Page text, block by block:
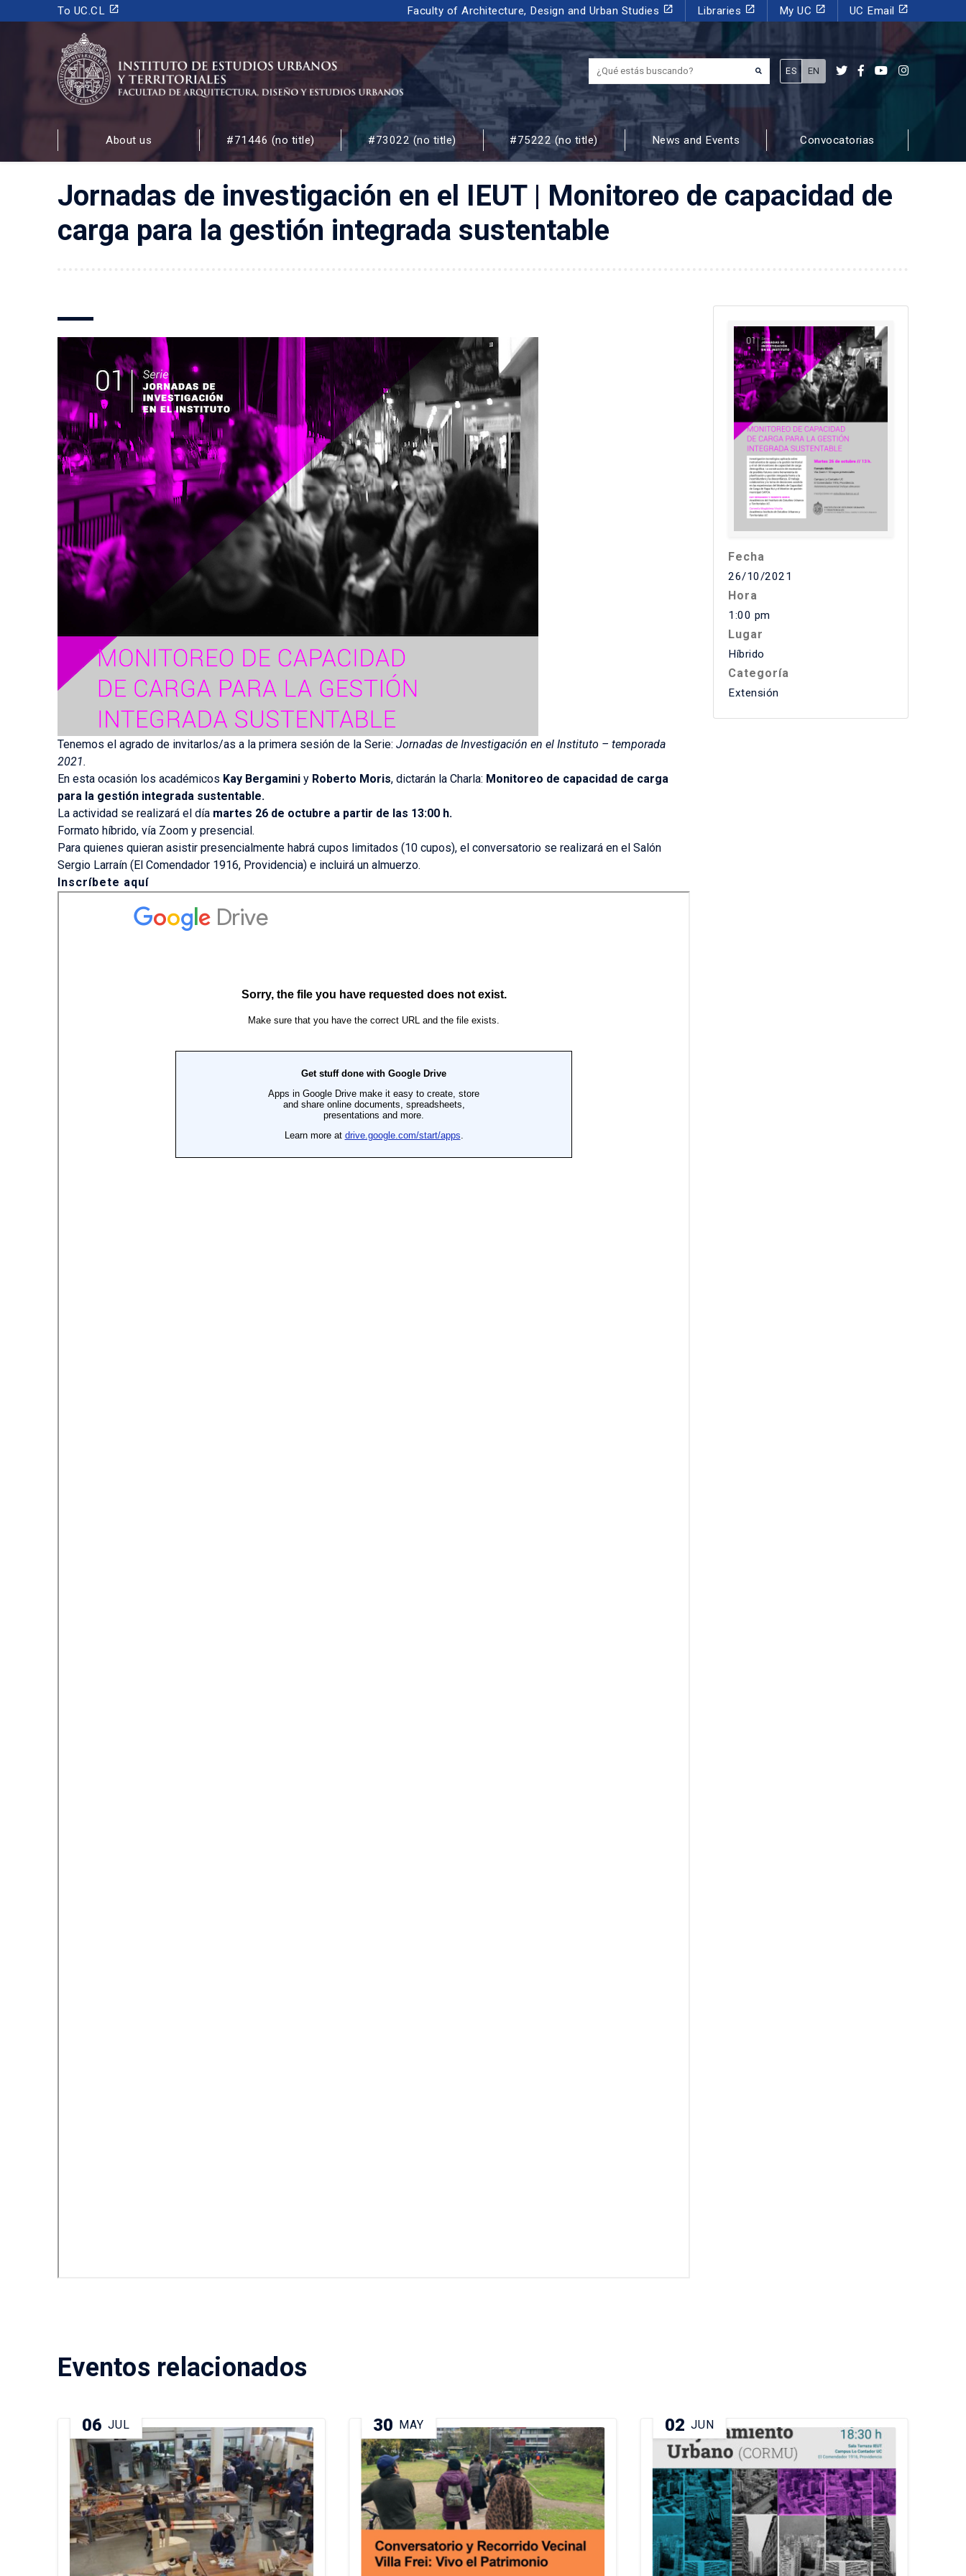
To UC.CL launch Faculty of Architecture, Design and Urban Studies launch Libraries launch My UC launch UC Email launch
INSTITUTO DE ESTUDIOS URBANOS
Y TERRITORIALES
FACULTAD DE ARQUITECTURA, DISEÑO Y ESTUDIOS URBANOS
¿Qué estás buscando?
ES EN
About us #71446 (no title) #73022 (no title) #75222 (no title) News and Events Convocatorias
Jornadas de investigación en el IEUT | Monitoreo de capacidad de
carga para la gestión integrada sustentable
Tenemos el agrado de invitarlos/as a la primera sesión de la Serie: Jornadas de Investigación en el Instituto – temporada
2021.
En esta ocasión los académicos Kay Bergamini y Roberto Moris, dictarán la Charla: Monitoreo de capacidad de carga
para la gestión integrada sustentable.
La actividad se realizará el día martes 26 de octubre a partir de las 13:00 h.
Formato híbrido, vía Zoom y presencial.
Para quienes quieran asistir presencialmente habrá cupos limitados (10 cupos), el conversatorio se realizará en el Salón
Sergio Larraín (El Comendador 1916, Providencia) e incluirá un almuerzo.
Inscríbete aquí​​
Fecha
26/10/2021
Hora
1:00 pm
Lugar
Híbrido
Categoría
Extensión
Eventos relacionados
06 JUL 30 MAY 02 JUN